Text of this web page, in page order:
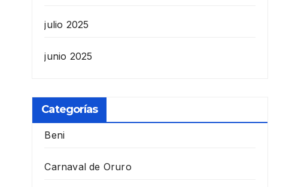
julio 2025
junio 2025
Categorías
Beni
Carnaval de Oruro